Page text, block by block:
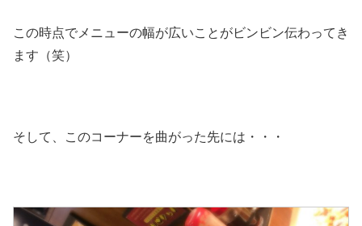
この時点でメニューの幅が広いことがビンビン伝わってき
ます（笑）
そして、このコーナーを曲がった先には・・・